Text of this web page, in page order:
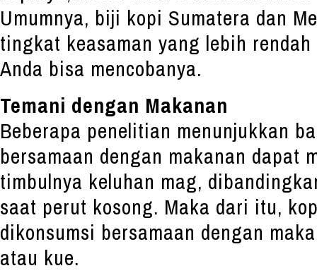
Umumnya, biji kopi Sumatera dan
tingkat keasaman yang lebih
Anda bisa mencobanya.
Temani dengan Makanan
Beberapa penelitian menunjukkan
bersamaan dengan makanan dapat
timbulnya keluhan mag,
saat perut kosong. Maka dari itu,
dikonsumsi bersamaan dengan
atau kue.